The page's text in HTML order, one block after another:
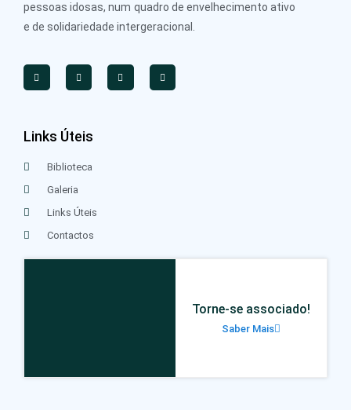
pessoas idosas, num quadro de envelhecimento ativo
e de solidariedade intergeracional.
Links Úteis
Biblioteca
Galeria
Links Úteis
Contactos
Torne-se associado!
Saber Mais